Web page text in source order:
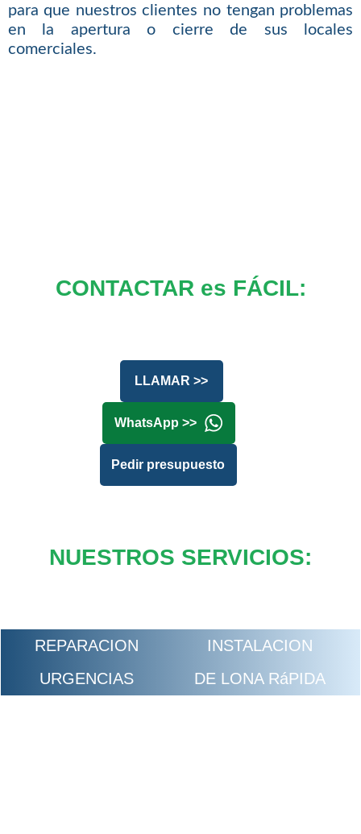
para que nuestros clientes no tengan problemas
en la apertura o cierre de sus locales
comerciales.
CONTACTAR es FÁCIL:
LLAMAR >>
WhatsApp >>
Pedir presupuesto
NUESTROS SERVICIOS:
REPARACION
INSTALACION
URGENCIAS
DE LONA RáPIDA